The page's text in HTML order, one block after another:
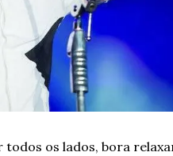
os lados, bora